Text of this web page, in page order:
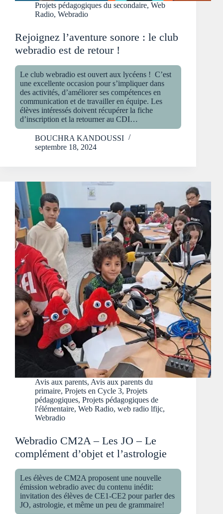
Projets pédagogiques du secondaire, Web
Radio, Webradio
Rejoignez l’aventure sonore : le club
webradio est de retour !
Le club webradio est ouvert aux lycéens ! C’est
une excellente occasion pour s’impliquer dans
des activités, d’améliorer ses compétences en
communication et de travailler en équipe. Les
élèves intéressés doivent récupérer la fiche
d’inscription et la retourner au CDI…
BOUCHRA KANDOUSSI
septembre 18, 2024
Avis aux parents, Avis aux parents du
primaire, Projets en Cycle 3, Projets
pédagogiques, Projets pédagogiques de
l'élémentaire, Web Radio, web radio lfijc,
Webradio
Webradio CM2A – Les JO – Le
complément d’objet et l’astrologie
Les élèves de CM2A proposent une nouvelle
émission webradio avec du contenu inédit:
invitation des élèves de CE1-CE2 pour parler des
JO, astrologie, et même un peu de grammaire!